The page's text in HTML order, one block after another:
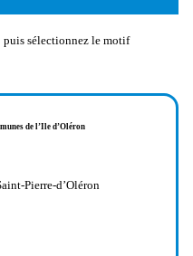
sélectionnez le motif
de l’Ile d’Oléron
Pierre-d’Oléron